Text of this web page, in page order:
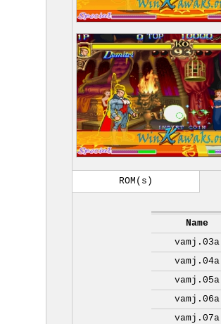
ROM(s)
Name
vamj.03a
vamj.04a
vamj.05a
vamj.06a
vamj.07a